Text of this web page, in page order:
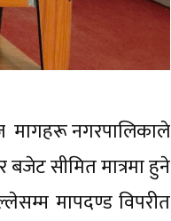
मागहरू नगरपालिकाले
सीमित मात्रमा हुने
मापदण्ड विपरीत